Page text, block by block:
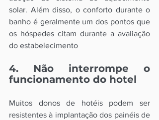
solar. Além disso, o conforto durante o
banho é geralmente um dos pontos que
os hóspedes citam durante a avaliação
do estabelecimento
4. Não interrompe o
funcionamento do hotel
Muitos donos de hotéis podem ser
resistentes à implantação dos painéis de